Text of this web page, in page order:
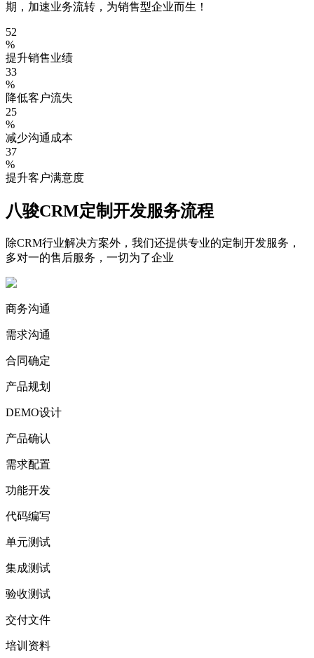
期，加速业务流转，为销售型企业而生！
52
%
提升销售业绩
33
%
降低客户流失
25
%
减少沟通成本
37
%
提升客户满意度
八骏CRM定制开发服务流程
除CRM行业解决方案外，我们还提供专业的定制开发服务，
多对一的售后服务，一切为了企业
商务沟通
需求沟通
合同确定
产品规划
DEMO设计
产品确认
需求配置
功能开发
代码编写
单元测试
集成测试
验收测试
交付文件
培训资料